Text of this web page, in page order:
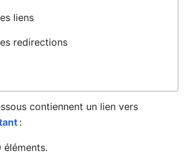
liens
redirections
contiennent un lien vers
: